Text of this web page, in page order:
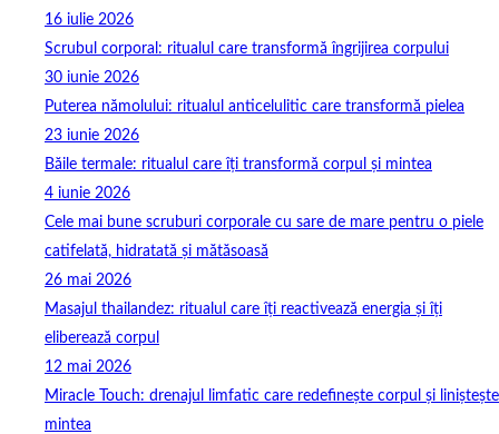
16 iulie 2026
Scrubul corporal: ritualul care transformă îngrijirea corpului
30 iunie 2026
Puterea nămolului: ritualul anticelulitic care transformă pielea
23 iunie 2026
Băile termale: ritualul care îți transformă corpul și mintea
4 iunie 2026
Cele mai bune scruburi corporale cu sare de mare pentru o piele
catifelată, hidratată și mătăsoasă
26 mai 2026
Masajul thailandez: ritualul care îți reactivează energia și îți
eliberează corpul
12 mai 2026
Miracle Touch: drenajul limfatic care redefinește corpul și liniștește
mintea